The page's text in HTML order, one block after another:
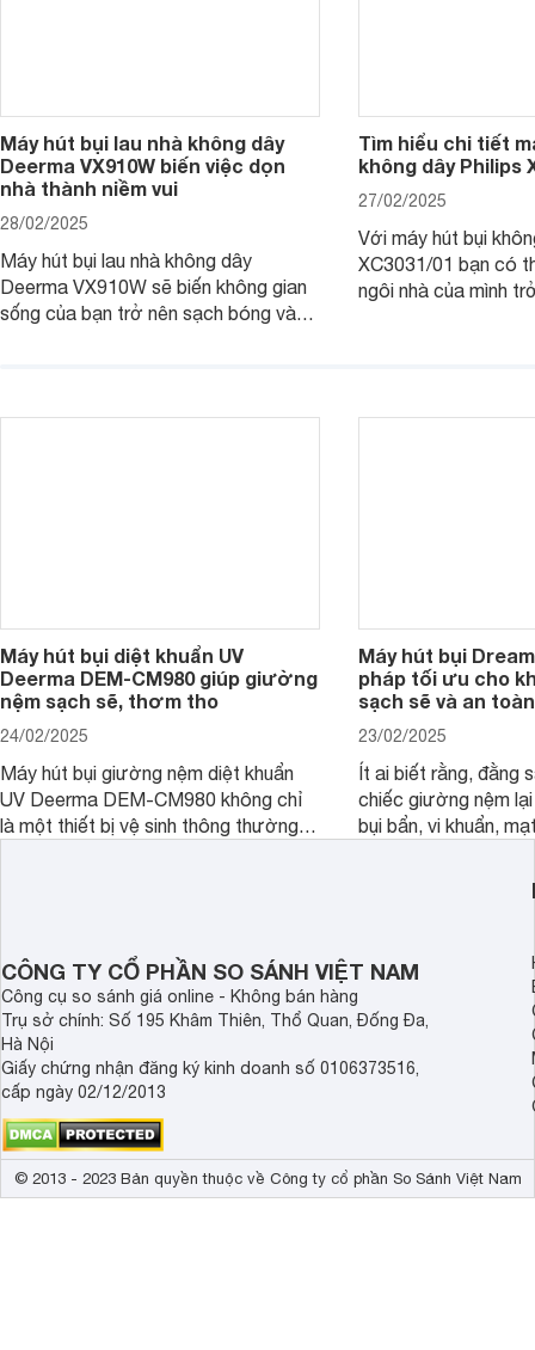
Máy hút bụi lau nhà không dây
Deerma VX910W biến việc dọn
nhà thành niềm vui
28/02/2025
Máy hút bụi lau nhà không dây
Deerma VX910W sẽ biến không gian
sống của bạn trở nên sạch bóng và
VX910W mang lại!
Tìm hiểu chi tiết
không dây Philips
27/02/2025
Với máy hút bụi
XC3031/01 bạn có
ngôi nhà của mình
Máy hút bụi diệt khuẩn UV
Deerma DEM-CM980 giúp giường
nệm sạch sẽ, thơm tho
24/02/2025
Máy hút bụi giường nệm diệt khuẩn
UV Deerma DEM-CM980 không chỉ
là một thiết bị vệ sinh thông thường,
phẩm nhé.
Máy hút bụi
pháp tối ưu cho
sạch sẽ và an toàn
23/02/2025
Ít ai biết rằng, đằng
chiếc giường nệm
bụi bẩn, vi khuẩn,
Dreame đã cho ra
bụi giường nệm
tối ưu cho không
an toàn.
CÔNG TY CỔ PHẦN SO SÁNH VIỆT NAM
Công cụ so sánh giá online - Không bán hàng
Trụ sở chính: Số 195 Khâm Thiên, Thổ Quan, Đống Đa,
Hà Nội
Giấy chứng nhận đăng ký kinh doanh số 0106373516,
cấp ngày 02/12/2013
© 2013 - 2023 Bản quyền thuộc về Công ty cổ phần So Sánh Việt Nam